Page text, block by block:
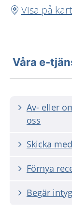
Visa på
Våra e-
Av- eller
oss
Skicka
Förnya
Begär intyg